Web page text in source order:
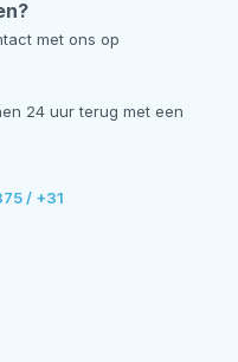
met ons op
24 uur terug met een
/ +31